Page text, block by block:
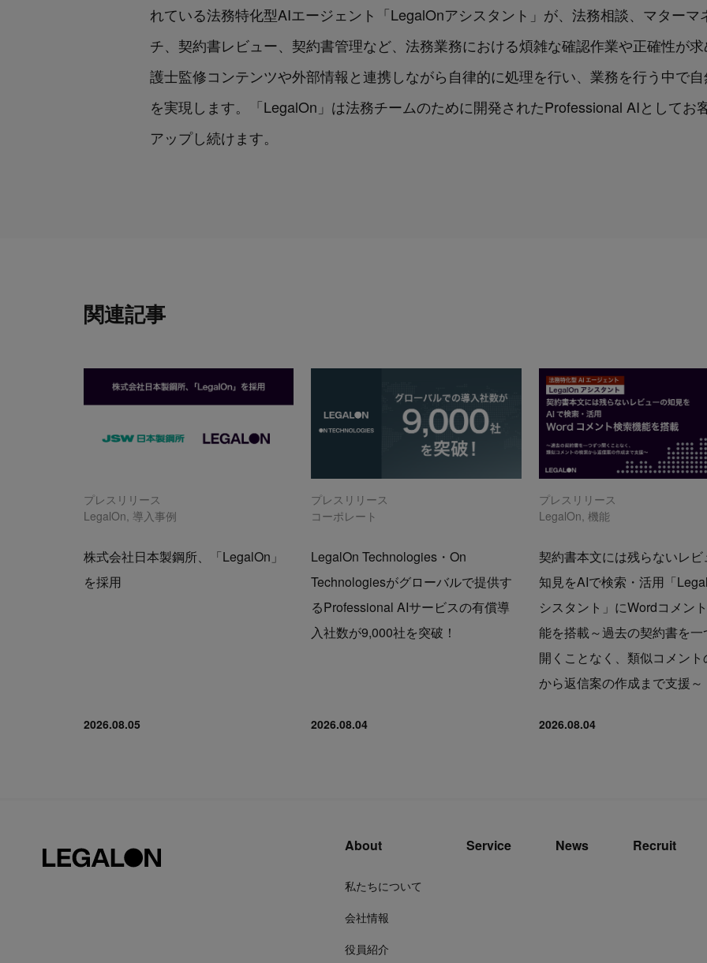
れている法務特化型AIエージェント「LegalOnアシスタント」が、法務相談、マター
チ、契約書レビュー、契約書管理など、法務業務における煩雑な確認作業や正確性が
護士監修コンテンツや外部情報と連携しながら自律的に処理を行い、業務を行う中で
を実現します。「LegalOn」は法務チームのために開発されたProfessional AIとしてお
アップし続けます。
関連記事
プレスリリース
LegalOn 導入事例
株式会社日本製鋼所、「LegalOn」
を採用
2026.08.05
プレスリリース
コーポレート
LegalOn Technologies・On
Technologiesがグローバルで提供す
るProfessional AIサービスの有償導
入社数が9,000社を突破！
2026.08.04
プレスリリース
LegalOn ,機能
契約書本文には残らないレ
知見をAIで検索・活用「
シスタント」にWordコメン
能を搭載～過去の契約書を
開くことなく、類似コメン
から返信案の作成まで支援～
2026.08.04
About
私たちについて
会社情報
役員紹介
Service News Recruit